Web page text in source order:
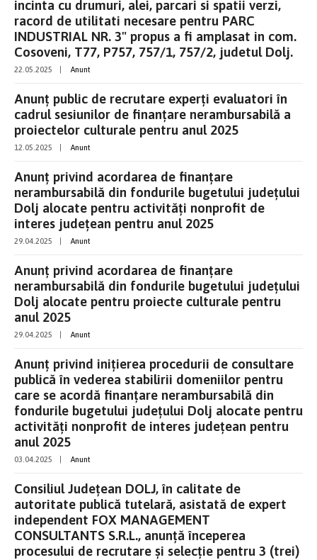
incinta cu drumuri, alei, parcari si spatii verzi,
racord de utilitati necesare pentru PARC
INDUSTRIAL NR. 3" propus a fi amplasat in com.
Cosoveni, T77, P757, 757/1, 757/2, judetul Dolj.
22.05.2025 Anunt
Anunț public de recrutare experți evaluatori în
cadrul sesiunilor de finanțare nerambursabilă a
proiectelor culturale pentru anul 2025
12.05.2025 Anunt
Anunț privind acordarea de finanțare
nerambursabilă din fondurile bugetului județului
Dolj alocate pentru activități nonprofit de
interes județean pentru anul 2025
29.04.2025 Anunt
Anunț privind acordarea de finanțare
nerambursabilă din fondurile bugetului județului
Dolj alocate pentru proiecte culturale pentru
anul 2025
29.04.2025 Anunt
Anunț privind inițierea procedurii de consultare
publică în vederea stabilirii domeniilor pentru
care se acordă finanțare nerambursabilă din
fondurile bugetului județului Dolj alocate pentru
activități nonprofit de interes județean pentru
anul 2025
03.04.2025 Anunt
Consiliul Județean DOLJ, în calitate de
autoritate publică tutelară, asistată de expert
independent FOX MANAGEMENT
CONSULTANTS S.R.L., anunţă începerea
procesului de recrutare şi selecție pentru 3 (trei)